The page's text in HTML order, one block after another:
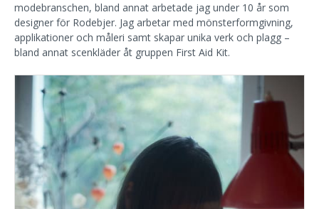
modebranschen, bland annat arbetade jag under 10 år som
designer för Rodebjer. Jag arbetar med mönsterformgivning,
applikationer och måleri samt skapar unika verk och plagg –
bland annat scenkläder åt gruppen First Aid Kit.